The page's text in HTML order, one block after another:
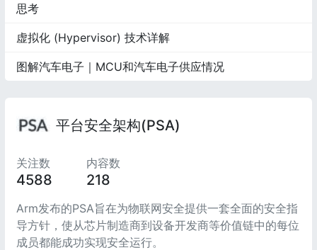
思考
虚拟化 (Hypervisor) 技术详解
图解汽车电子｜MCU和汽车电子供应情况
平台安全架构(PSA)
关注数
4588
内容数
218
Arm发布的PSA旨在为物联网安全提供一套全面的安全指
导方针，使从芯片制造商到设备开发商等价值链中的每位
成员都能成功实现安全运行。